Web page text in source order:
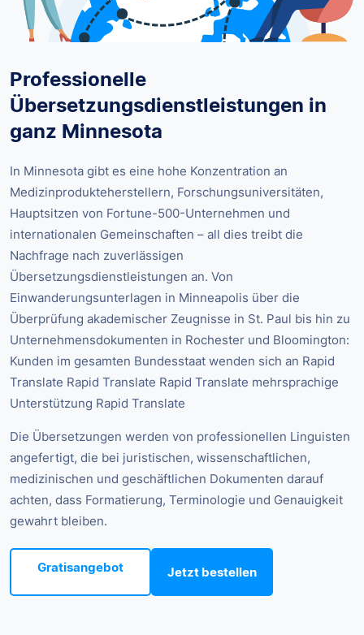
Professionelle
Übersetzungsdienstleistungen in
ganz Minnesota
In Minnesota gibt es eine hohe Konzentration an
Medizinprodukteherstellern, Forschungsuniversitäten,
Hauptsitzen von Fortune-500-Unternehmen und
internationalen Gemeinschaften – all dies treibt die
Nachfrage nach zuverlässigen
Übersetzungsdienstleistungen an. Von
Einwanderungsunterlagen in Minneapolis über die
Überprüfung akademischer Zeugnisse in St. Paul bis hin zu
Unternehmensdokumenten in Rochester und Bloomington:
Kunden im gesamten Bundesstaat wenden sich an Rapid
Translate Rapid Translate Rapid Translate mehrsprachige
Unterstützung Rapid Translate
Die Übersetzungen werden von professionellen Linguisten
angefertigt, die bei juristischen, wissenschaftlichen,
medizinischen und geschäftlichen Dokumenten darauf
achten, dass Formatierung, Terminologie und Genauigkeit
gewahrt bleiben.
Gratisangebot Jetzt bestellen